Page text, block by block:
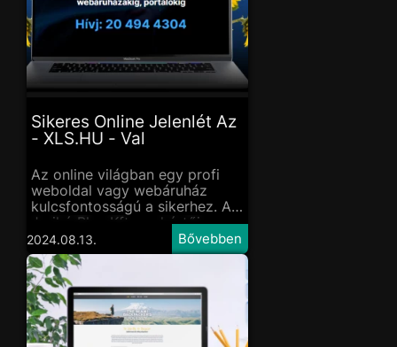
Sikeres Online Jelenlét Az
- XLS.HU - Val
Az online világban egy profi
weboldal vagy webáruház
kulcsfontosságú a sikerhez. A
Jerikó Blue Kft. szakértői
csapata segítségével
garantáltan megvalósítható
egy olyan weboldal, amely
nemcsak esztétikus, hanem
funkcionálisan is kifogástalan.
2024.08.13.